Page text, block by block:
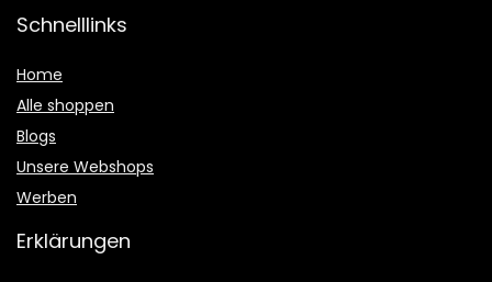
Schnelllinks
Home
Alle shoppen
Blogs
Unsere Webshops
Werben
Erklärungen